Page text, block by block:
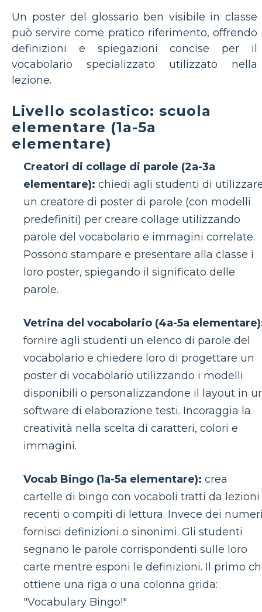
Un poster del glossario ben visibile in classe
può servire come pratico riferimento, offrendo
definizioni e spiegazioni concise per il
vocabolario specializzato utilizzato nella
lezione.
Livello scolastico: scuola
elementare (1a-5a
elementare)
Creatori di collage di parole (2a-3a
elementare): chiedi agli studenti di
un creatore di poster di parole (con modelli
predefiniti) per creare collage utilizzando
parole del vocabolario e immagini correlate.
Possono stampare e presentare alla classe i
loro poster, spiegando il significato delle
parole.
Vetrina del vocabolario (4a-5a
fornire agli studenti un elenco di parole del
vocabolario e chiedere loro di progettare un
poster di vocabolario utilizzando i modelli
disponibili o personalizzandone il layout in
software di elaborazione testi. Incoraggia la
creatività nella scelta di caratteri, colori e
immagini.
Vocab Bingo (1a-5a elementare): crea
cartelle di bingo con vocaboli tratti da lezioni
recenti o compiti di lettura. Invece dei
fornisci definizioni o sinonimi. Gli studenti
segnano le parole corrispondenti sulle loro
carte mentre esponi le definizioni. Il primo
ottiene una riga o una colonna grida:
"Vocabulary Bingo!"